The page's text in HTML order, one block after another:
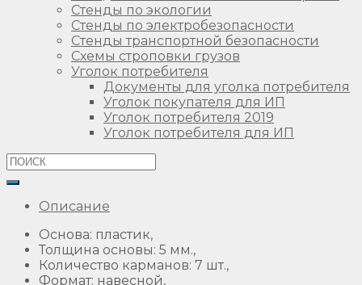
Стенды по экологии
Стенды по электробезопасности
Стенды транспортной безопасности
Схемы строповки грузов
Уголок потребителя
Документы для уголка потребителя
Уголок покупателя для ИП
Уголок потребителя 2019
Уголок потребителя для ИП
Описание
Основа: пластик,
Толщина основы: 5 мм.,
Количество карманов: 7 шт.,
Формат: навесной,